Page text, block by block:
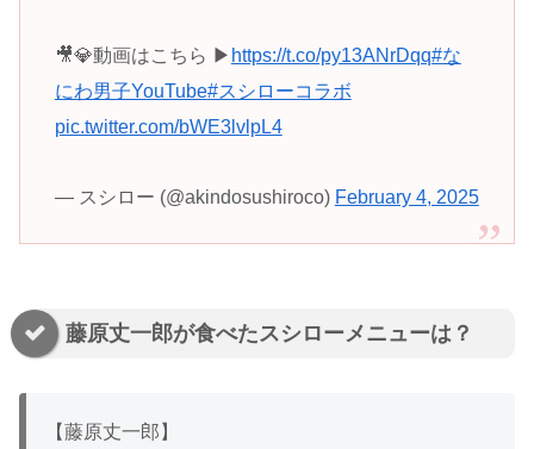
🎥💎動画はこちら ▶ https://t.co/py13ANrDqq#な
にわ男子YouTube#スシローコラボ
pic.twitter.com/bWE3lvlpL4
— スシロー (@akindosushiroco) February 4, 2025
藤原丈一郎が食べたスシローメニューは？
【藤原丈一郎】